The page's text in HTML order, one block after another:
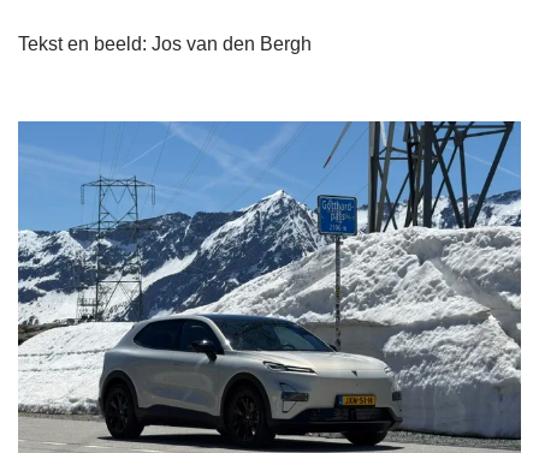
Tekst en beeld: Jos van den Bergh